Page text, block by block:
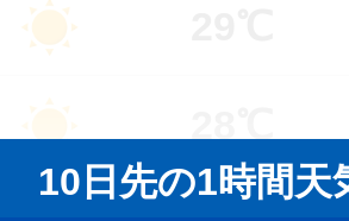
10日先の1時間天